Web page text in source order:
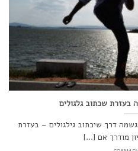
בעזרת שכתוב גלגולים
דרך שיכתוב גילגולים – בעזרת
מודרך אם [...]